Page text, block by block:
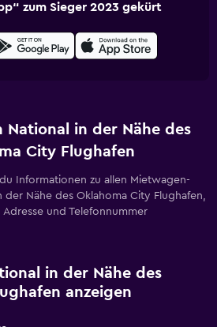
zum Sieger 2023 gekürt
National in der Nähe des
City Flughafen
Informationen zu allen Mietwagen-
Nähe des Oklahoma City Flughafen,
und Telefonnummer
in der Nähe des
anzeigen